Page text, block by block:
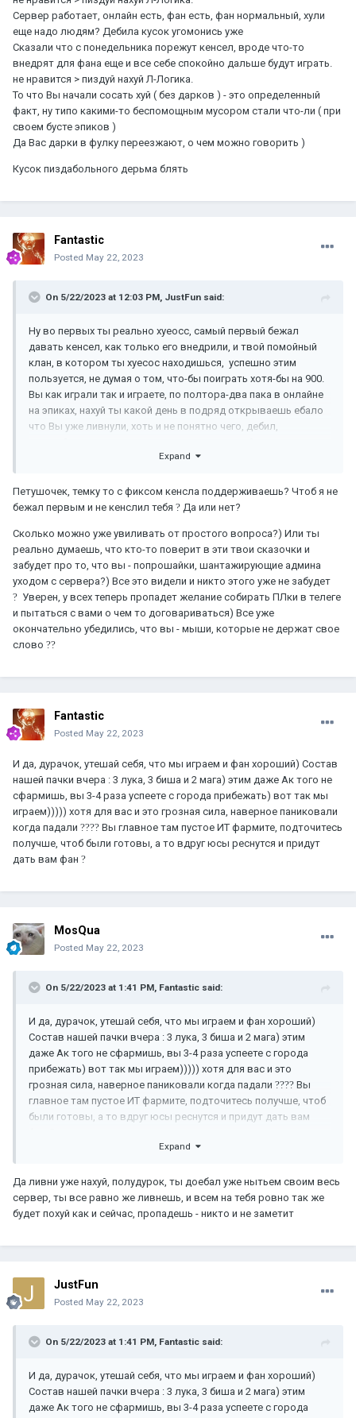
Сервер работает, онлайн есть, фан есть, фан нормальный, хули
еще надо людям? Дебила кусок угомонись уже
Сказали что с понедельника порежут кенсел, вроде что-то
внедрят для фана еще и все себе спокойно дальше будут играть.
не нравится > пиздуй нахуй Л-Логика.
То что Вы начали сосать хуй ( без дарков ) - это определенный
факт, ну типо какими-то беспомощным мусором стали что-ли ( при
своем бусте эпиков )
Да Вас дарки в фулку переезжают, о чем можно говорить )
Кусок пиздабольного дерьма блять
Fantastic
Posted May 22, 2023
On 5/22/2023 at 12:03 PM, JustFun said:
Ну во первых ты реально хуеосс, самый первый бежал
давать кенсел, как только его внедрили, и твой помойный
клан, в котором ты хуесос находишься, успешно этим
пользуется, не думая о том, что-бы поиграть хотя-бы на 900.
Вы как играли так и играете, по полтора-два пака в онлайне
на эпиках, нахуй ты какой день в подряд открываешь ебало
что Вы уже ливнули, хоть и не понятно чего, дебил,
нахуй, нытик ебаный ) Я уже 100 раз предлагал нахуй банить
нахуй не нравится все уебки мы ливаем...., не нравится >
пиздуй нахуй Л-Логика.
хули еще надо людям? Дебила кусок угомонись уже
Сказали что с понедельника порежут кенсел, вроде что-то
внедрят для фана еще и все себе спокойно дальше будут
играть.
не нравится > пиздуй нахуй Л-Логика.
То что Вы начали сосать хуй ( без дарков ) - это
определенный факт, ну типо какими-то беспомощным
мусором стали что-ли ( при своем бусте эпиков )
Expand
Петушочек, темку то с фиксом кенсла поддерживаешь? Чтоб я не
бежал первым и не кенслил тебя ? Да или нет?
Сколько можно уже увиливать от простого вопроса?) Или ты
реально думаешь, что кто-то поверит в эти твои сказочки и
забудет про то, что вы - попрошайки, шантажирующие админа
уходом с сервера?) Все это видели и никто этого уже не забудет
? Уверен, у всех теперь пропадет желание собирать ПЛки в телеге
и пытаться с вами о чем то договариваться) Все уже
окончательно убедились, что вы - мыши, которые не держат свое
слово ??
Fantastic
Posted May 22, 2023
И да, дурачок, утешай себя, что мы играем и фан хороший) Состав
нашей пачки вчера : 3 лука, 3 биша и 2 мага) этим даже Ак того не
сфармишь, вы 3-4 раза успеете с города прибежать) вот так мы
играем))))) хотя для вас и это грозная сила, наверное паниковали
когда падали ???? Вы главное там пустое ИТ фармите, подточитесь
получше, чтоб были готовы, а то вдруг юсы реснутся и придут
дать вам фан ?
MosQua
Posted May 22, 2023
On 5/22/2023 at 1:41 PM, Fantastic said:
И да, дурачок, утешай себя, что мы играем и фан хороший)
Состав нашей пачки вчера : 3 лука, 3 биша и 2 мага) этим
даже Ак того не сфармишь, вы 3-4 раза успеете с города
прибежать) вот так мы играем))))) хотя для вас и это
грозная сила, наверное паниковали когда падали ???? Вы
главное там пустое ИТ фармите, подточитесь получше, чтоб
были готовы, а то вдруг юсы реснутся и придут дать вам
Expand
Да ливни уже нахуй, полудурок, ты доебал уже нытьем своим весь
сервер, ты все равно же ливнешь, и всем на тебя ровно так же
будет похуй как и сейчас, пропадешь - никто и не заметит
JustFun
Posted May 22, 2023
On 5/22/2023 at 1:41 PM, Fantastic said:
И да, дурачок, утешай себя, что мы играем и фан хороший)
Состав нашей пачки вчера : 3 лука, 3 биша и 2 мага) этим
даже Ак того не сфармишь, вы 3-4 раза успеете с города